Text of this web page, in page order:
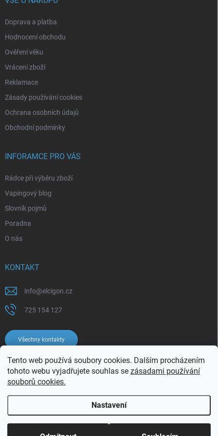
Tento web používá soubory cookies. Dalším procházením
tohoto webu vyjadřujete souhlas se zásadami používání
souborů cookies.
Nastavení
Doprava a platba
Hodnocení obchodu
Ověření věku
Vrácení zboží
Reklamace
Zásady používání cookies
Ochrana osobních údajů
Obchodní podmínky
INFORAMCE PRO VÁS
Rádce při výběru zboží
Vapingový blog
Slovník pojmů
Poradna
O nás
KONTAKT
info@elcigon.cz
725 154 127
Všechny kontakty
Copyright 2026Elcigon.cz. Všechna práva vyhrazena.Upravit nastavení
cookies